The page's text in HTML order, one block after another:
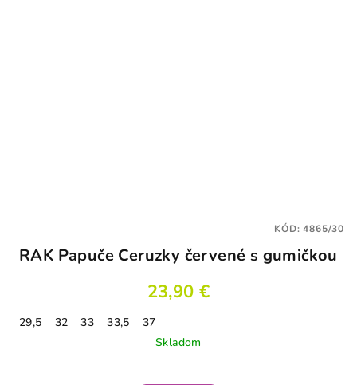
RAK Papuče Ceruzky červené s gumičkou
23,90 €
29,5 32 33 33,5
37
Skladom
KÓD:4865/30